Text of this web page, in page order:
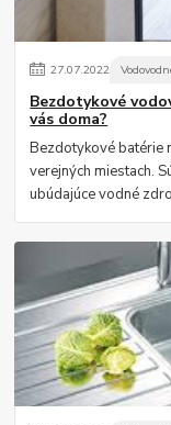
27.07.2022
Bezdotykové
vás doma?
Bezdotykové batérie
verejných miestach.
ubúdajúce vodné